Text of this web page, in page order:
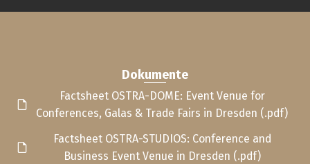
Dokumente
Factsheet OSTRA-DOME: Event Venue for
Conferences, Galas & Trade Fairs in Dresden (.pdf)
Factsheet OSTRA-STUDIOS: Conference and
Business Event Venue in Dresden (.pdf)